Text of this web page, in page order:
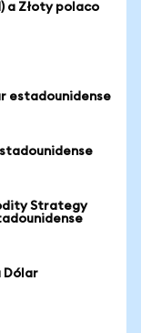
a Złoty polaco
estadounidense
Strategy
Dólar